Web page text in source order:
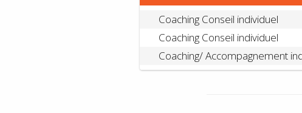
Coaching Conseil individuel
Coaching Conseil individuel
Coaching/ Accompagnement